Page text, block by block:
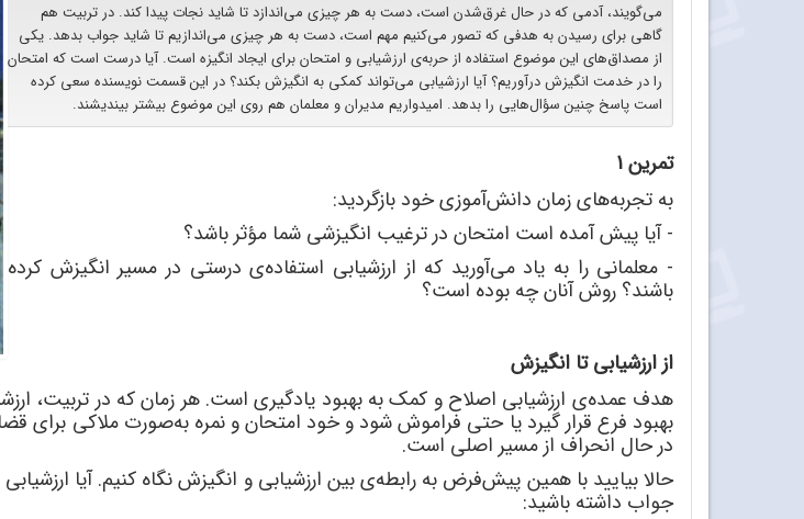
می‌گویند، آدمی که در حال غرق‌شدن است، دست به هر چیزی می‌اندازد تا شاید نجات پیدا کند. در تربیت هم
گاهی برای رسیدن به هدفی که تصور می‌کنیم مهم است، دست به هر چیزی می‌اندازیم تا شاید جواب بدهد. یکی
از مصداق‌های این موضوع استفاده از حربه‌ی ارزشیابی و امتحان برای ایجاد انگیزه است. آیا درست است که امتحان
را در خدمت انگیزش درآوریم؟ آیا ارزشیابی می‌تواند کمکی به انگیزش بکند؟ در این قسمت نویسنده سعی کرده
است پاسخ چنین سؤال‌هایی را بدهد. امیدواریم مدیران و معلمان هم روی این موضوع بیشتر بیندیشند.
تمرین 1
به تجربههای زمان دانشآموزی خود بازگردید:
- آیا پیش آمده است امتحان در ترغیب انگیزشی شما مؤثر باشد؟
- معلمانی را به یاد میآورید که از ارزشیابی استفادهی درستی در مسیر انگیزش کرده
باشند؟ روش آنان چه بوده است؟
از ارزشیابی تا انگیزش
هدف عمدهی ارزشیابی اصلاح و کمک به بهبود یادگیری است. هر زمان که در تربیت،
بهبود فرع قرار گیرد یا حتی فراموش شود و خود امتحان و نمره بهصورت ملاکی برای
در حال انحراف از مسیر اصلی است.
حالا بیایید با همین پیشفرض به رابطهی بین ارزشیابی و انگیزش نگاه کنیم. آیا
جواب داشته باشید: